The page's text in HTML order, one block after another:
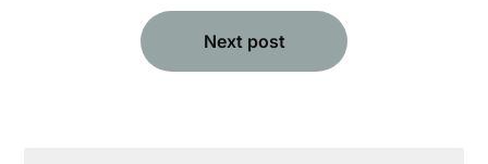
Next post